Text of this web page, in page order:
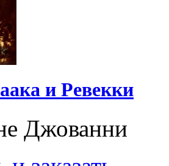
и Ревекки
Джованни